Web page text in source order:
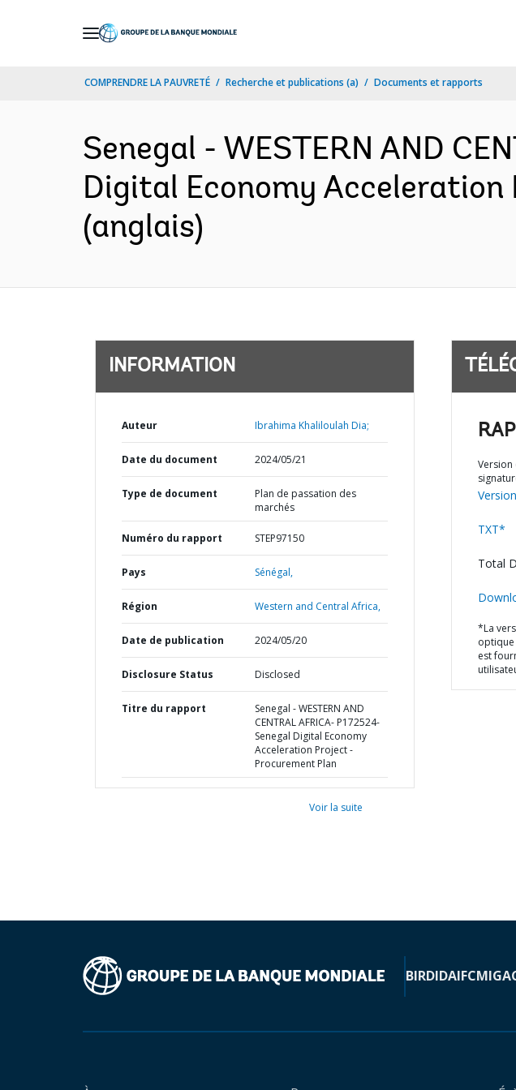
COMPRENDRE LA PAUVRETÉ Recherche et publications (a) Documents et rapports
Senegal - WESTERN AND
Digital Economy
(anglais)
INFORMATION
Auteur Ibrahima Khaliloulah Dia;
Date du document 2024/05/21
Type de document
Plan de passation des
marchés
Numéro du rapport STEP97150
Pays Sénégal,
Région Western and Central Africa,
Date de publication 2024/05/20
Disclosure Status Disclosed
Titre du rapport
Senegal - WESTERN AND
CENTRAL AFRICA- P172524-
Senegal Digital Economy
Acceleration Project -
Procurement Plan
Voir la suite
TXT*
Total
*La
optique
est
BIRDIDAIFCMIGA